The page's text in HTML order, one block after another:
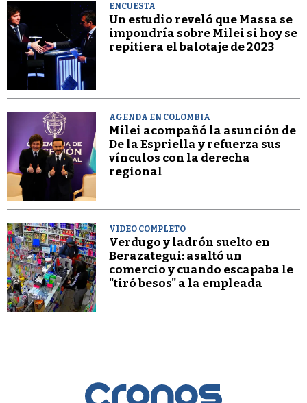
ENCUESTA
Un estudio reveló que Massa se
impondría sobre Milei si hoy se
repitiera el balotaje de 2023
AGENDA EN COLOMBIA
Milei acompañó la asunción de
De la Espriella y refuerza sus
vínculos con la derecha
regional
VIDEO COMPLETO
Verdugo y ladrón suelto en
Berazategui: asaltó un
comercio y cuando escapaba le
"tiró besos" a la empleada